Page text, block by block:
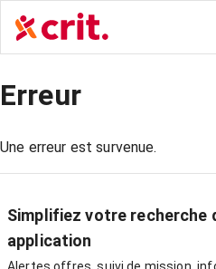
Erreur
Une erreur est survenue.
Simplifiez votre recherche
application